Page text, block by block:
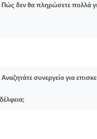
Πώς δεν θα πληρώσετε πολλά
Αναζητάτε συνεργείο για